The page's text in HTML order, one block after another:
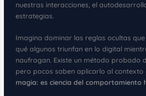
nuestras interacciones, el
estrategias.
Imagina dominar las reglas ocultas
qué algunos triunfan en lo digital
naufragan. Existe un método probado
pero pocos saben aplicarlo al contexto
magia: es ciencia del comportamiento